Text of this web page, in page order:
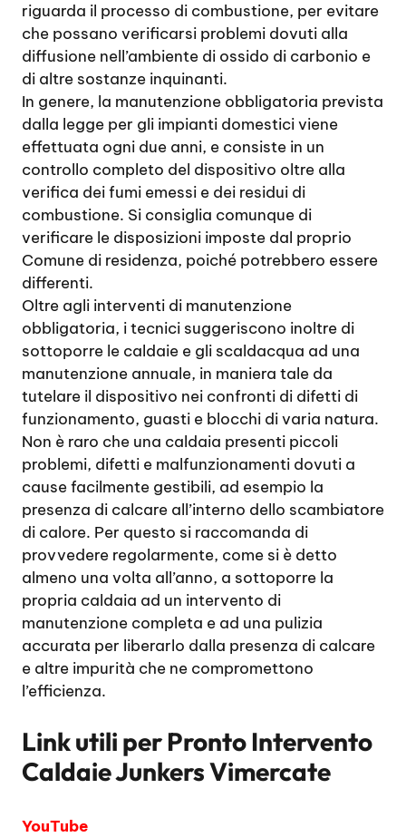
riguarda il processo di combustione, per evitare
che possano verificarsi problemi dovuti alla
diffusione nell’ambiente di ossido di carbonio e
di altre sostanze inquinanti.
In genere, la manutenzione obbligatoria prevista
dalla legge per gli impianti domestici viene
effettuata ogni due anni, e consiste in un
controllo completo del dispositivo oltre alla
verifica dei fumi emessi e dei residui di
combustione. Si consiglia comunque di
verificare le disposizioni imposte dal proprio
Comune di residenza, poiché potrebbero essere
differenti.
Oltre agli interventi di manutenzione
obbligatoria, i tecnici suggeriscono inoltre di
sottoporre le caldaie e gli scaldacqua ad una
manutenzione annuale, in maniera tale da
tutelare il dispositivo nei confronti di difetti di
funzionamento, guasti e blocchi di varia natura.
Non è raro che una caldaia presenti piccoli
problemi, difetti e malfunzionamenti dovuti a
cause facilmente gestibili, ad esempio la
presenza di calcare all’interno dello scambiatore
di calore. Per questo si raccomanda di
provvedere regolarmente, come si è detto
almeno una volta all’anno, a sottoporre la
propria caldaia ad un intervento di
manutenzione completa e ad una pulizia
accurata per liberarlo dalla presenza di calcare
e altre impurità che ne compromettono
l’efficienza.
Link utili perPronto Intervento
Caldaie Junkers Vimercate
YouTube